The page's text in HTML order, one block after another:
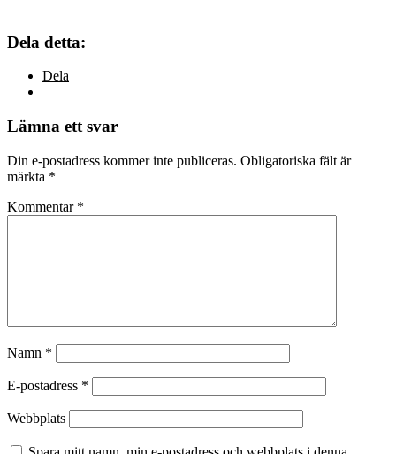
Dela detta:
Dela
Lämna ett svar
Din e-postadress kommer inte publiceras. Obligatoriska fält är
märkta *
Kommentar *
Namn *
E-postadress *
Webbplats